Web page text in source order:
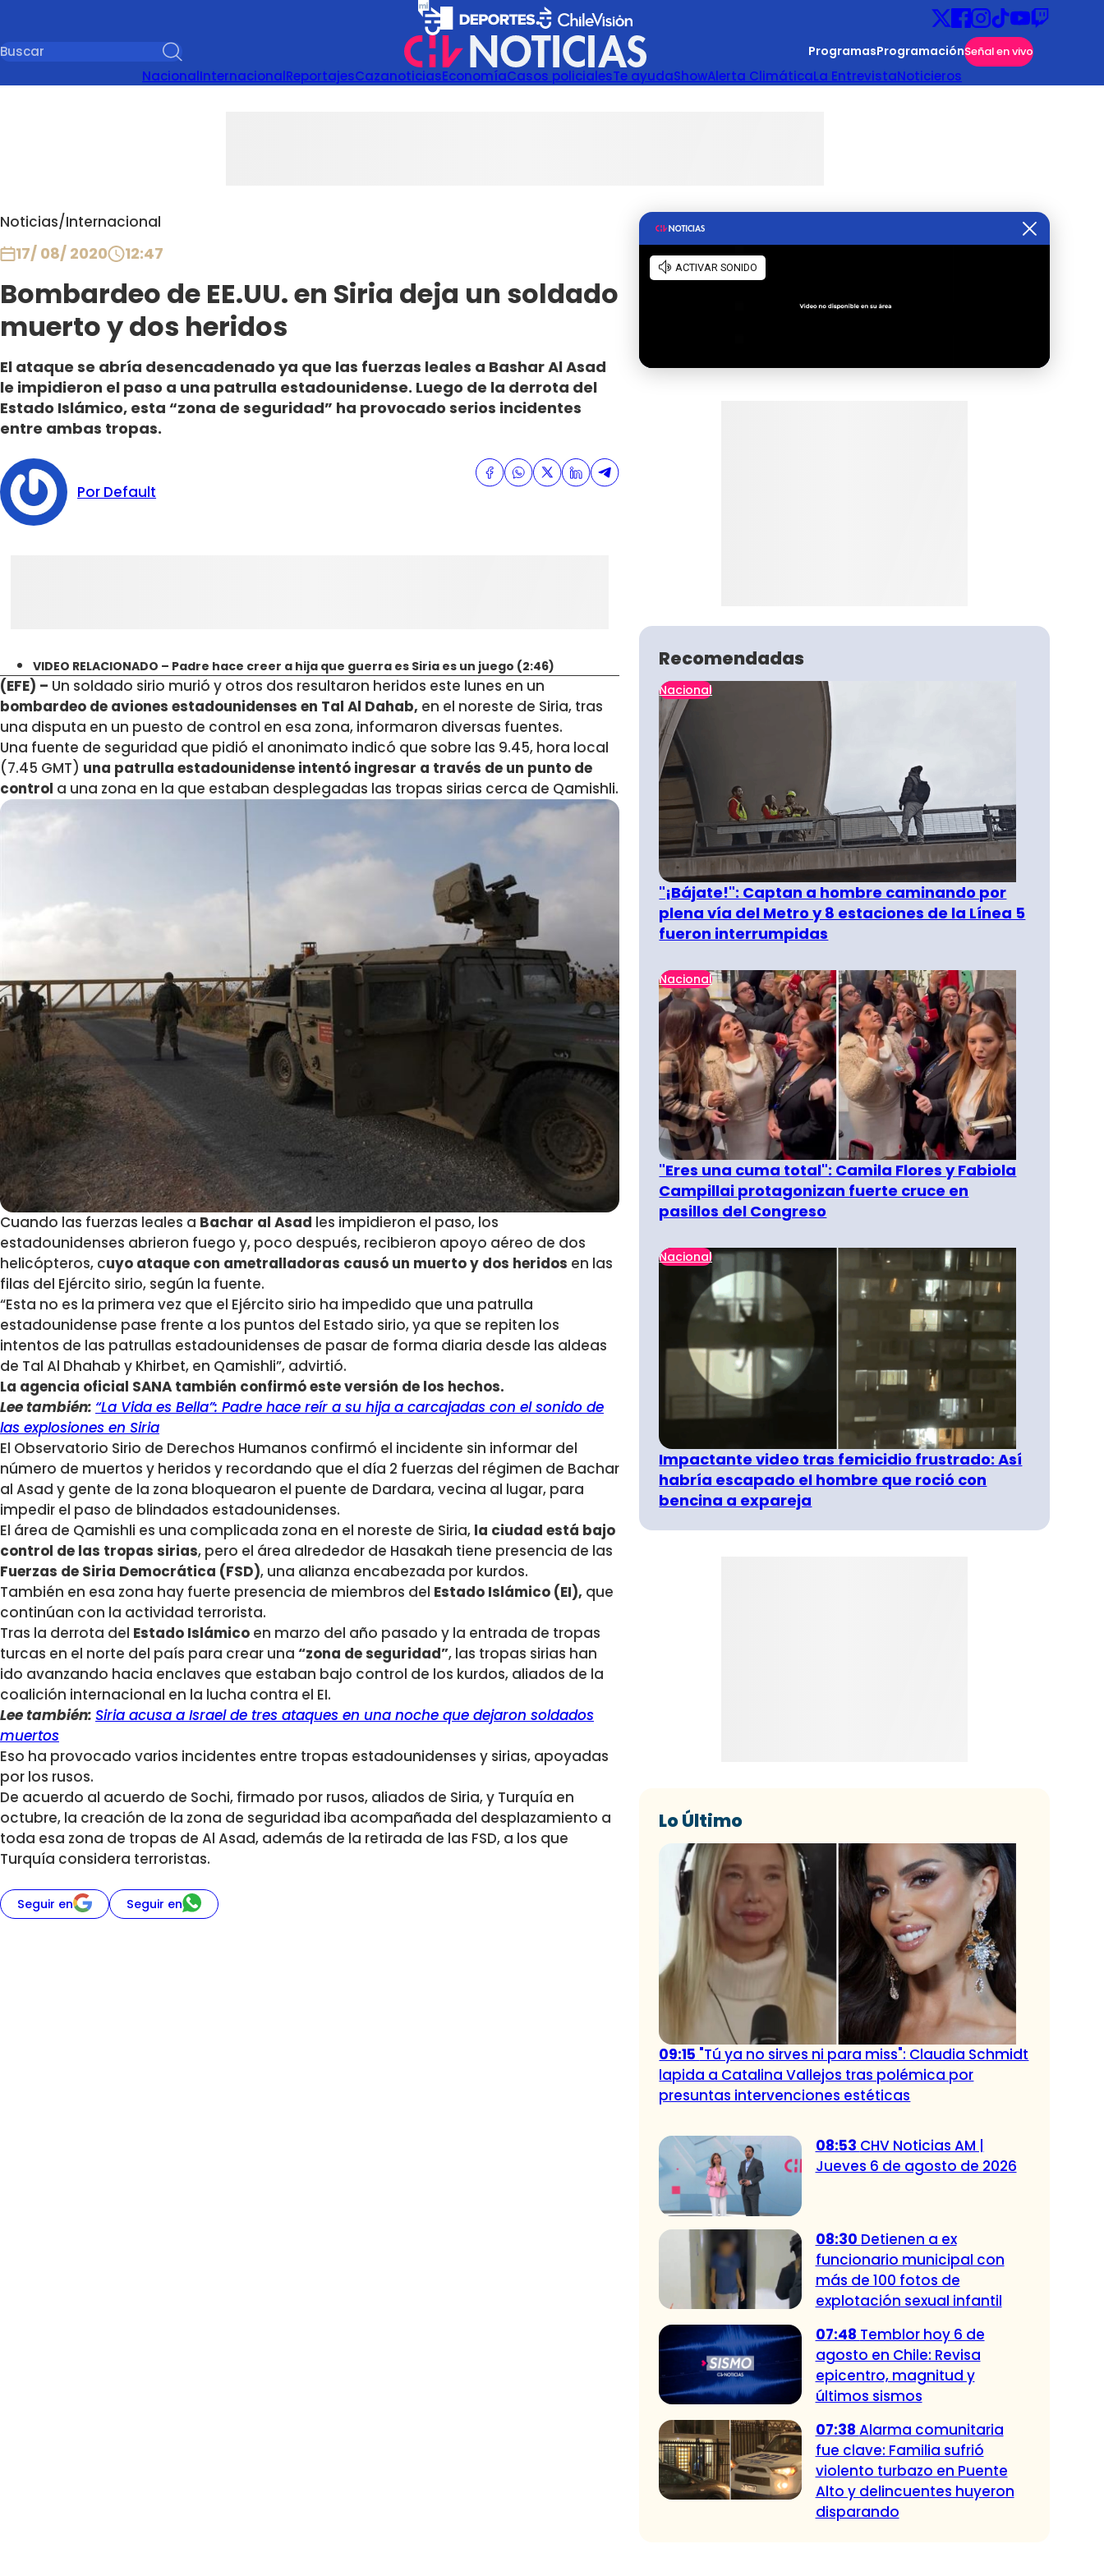
ProgramasProgramaciónSeñal en vivo
NacionalInternacionalReportajesCazanoticiasEconomíaCasos policialesTe ayudaShowAlerta ClimáticaLa EntrevistaNoticieros
Noticias/Internacional
17/ 08/ 2020 12:47
Bombardeo de EE.UU. en Siria deja un soldado
muerto y dos heridos
El ataque se abría desencadenado ya que las fuerzas leales a Bashar Al Asad
le impidieron el paso a una patrulla estadounidense. Luego de la derrota del
Estado Islámico, esta “zona de seguridad” ha provocado serios incidentes
entre ambas tropas.
Por Default
VIDEO RELACIONADO – Padre hace creer a hija que guerra es Siria es un juego (2:46)
(EFE) – Un soldado sirio murió y otros dos resultaron heridos este lunes en un
bombardeo de aviones estadounidenses en Tal Al Dahab, en el noreste de Siria, tras
una disputa en un puesto de control en esa zona, informaron diversas fuentes.
Una fuente de seguridad que pidió el anonimato indicó que sobre las 9.45, hora local
(7.45 GMT) una patrulla estadounidense intentó ingresar a través de un punto de
control a una zona en la que estaban desplegadas las tropas sirias cerca de Qamishli.
Cuando las fuerzas leales a Bachar al Asad les impidieron el paso, los
estadounidenses abrieron fuego y, poco después, recibieron apoyo aéreo de dos
helicópteros, cuyo ataque con ametralladoras causó un muerto y dos heridos en las
filas del Ejército sirio, según la fuente.
“Esta no es la primera vez que el Ejército sirio ha impedido que una patrulla
estadounidense pase frente a los puntos del Estado sirio, ya que se repiten los
intentos de las patrullas estadounidenses de pasar de forma diaria desde las aldeas
de Tal Al Dhahab y Khirbet, en Qamishli”, advirtió.
La agencia oficial SANA también confirmó este versión de los hechos.
Lee también: “La Vida es Bella”: Padre hace reír a su hija a carcajadas con el sonido de
las explosiones en Siria
El Observatorio Sirio de Derechos Humanos confirmó el incidente sin informar del
número de muertos y heridos y recordando que el día 2 fuerzas del régimen de Bachar
al Asad y gente de la zona bloquearon el puente de Dardara, vecina al lugar, para
impedir el paso de blindados estadounidenses.
El área de Qamishli es una complicada zona en el noreste de Siria, la ciudad está bajo
control de las tropas sirias, pero el área alrededor de Hasakah tiene presencia de las
Fuerzas de Siria Democrática (FSD), una alianza encabezada por kurdos.
También en esa zona hay fuerte presencia de miembros del Estado Islámico (EI), que
continúan con la actividad terrorista.
Tras la derrota del Estado Islámico en marzo del año pasado y la entrada de tropas
turcas en el norte del país para crear una “zona de seguridad”, las tropas sirias han
ido avanzando hacia enclaves que estaban bajo control de los kurdos, aliados de la
coalición internacional en la lucha contra el EI.
Lee también: Siria acusa a Israel de tres ataques en una noche que dejaron soldados
muertos
Eso ha provocado varios incidentes entre tropas estadounidenses y sirias, apoyadas
por los rusos.
De acuerdo al acuerdo de Sochi, firmado por rusos, aliados de Siria, y Turquía en
octubre, la creación de la zona de seguridad iba acompañada del desplazamiento a
toda esa zona de tropas de Al Asad, además de la retirada de las FSD, a los que
Turquía considera terroristas.
Seguir en Seguir en
Recomendadas
Nacional
"¡Bájate!": Captan a hombre caminando por
plena vía del Metro y 8 estaciones de la Línea 5
fueron interrumpidas
Nacional
"Eres una cuma total": Camila Flores y Fabiola
Campillai protagonizan fuerte cruce en
pasillos del Congreso
Nacional
Impactante video tras femicidio frustrado: Así
habría escapado el hombre que roció con
bencina a expareja
Lo Último
09:15 "Tú ya no sirves ni para miss": Claudia Schmidt
lapida a Catalina Vallejos tras polémica por
presuntas intervenciones estéticas
08:53 CHV Noticias AM |
Jueves 6 de agosto de 2026
08:30 Detienen a ex
funcionario municipal con
más de 100 fotos de
explotación sexual infantil
07:48 Temblor hoy 6 de
agosto en Chile: Revisa
epicentro, magnitud y
últimos sismos
07:38 Alarma comunitaria
fue clave: Familia sufrió
violento turbazo en Puente
Alto y delincuentes huyeron
disparando